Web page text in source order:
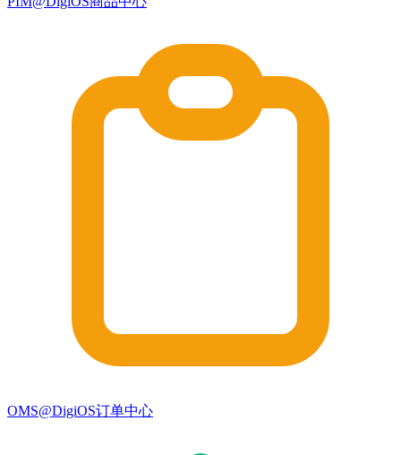
OMS@DigiOS订单中心